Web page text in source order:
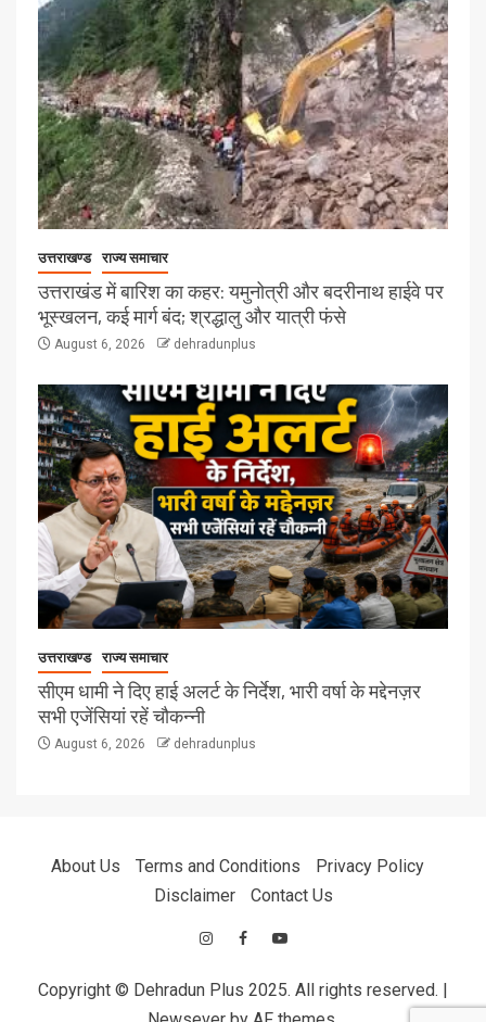
उत्तराखण्ड राज्य समाचार
उत्तराखंड में बारिश का कहर: यमुनोत्री और बदरीनाथ हाईवे पर
भूस्खलन, कई मार्ग बंद; श्रद्धालु और यात्री फंसे
August 6, 2026 dehradunplus
उत्तराखण्ड राज्य समाचार
सीएम धामी ने दिए हाई अलर्ट के निर्देश, भारी वर्षा के मद्देनज़र
सभी एजेंसियां रहें चौकन्नी
August 6, 2026 dehradunplus
About Us Terms and Conditions
Privacy Policy
Disclaimer
Contact Us
Copyright © Dehradun Plus 2025. All rights reserved. |